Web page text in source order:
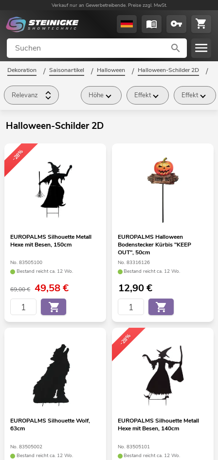
Verkauf nur an Gewerbetreibende. Preise zzgl. MwSt.
Dekoration / Saisonartikel / Halloween / Halloween-Schilder 2D /
Relevanz Höhe Effekt Effekt
Halloween-Schilder 2D
-28%
EUROPALMS Silhouette Metall
Hexe mit Besen, 150cm
No. 83505100
Bestand reicht ca. 12 Wo.
69,00 € 49,58€
EUROPALMS Halloween
Bodenstecker Kürbis "KEEP
OUT", 50cm
No. 83316126
Bestand reicht ca. 12 Wo.
12,90€
EUROPALMS Silhouette Wolf,
63cm
No. 83505002
Bestand reicht ca. 12 Wo.
-28%
EUROPALMS Silhouette Metall
Hexe mit Besen, 140cm
No. 83505101
Bestand reicht ca. 12 Wo.